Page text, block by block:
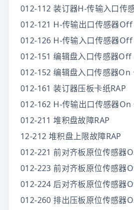
012-112 装订器H-传输入口传
012-121 H-传输出口传感器Off
012-126 H-传输入口传感器Off
012-151 编辑盘入口传感器Off
012-152 编辑盘入口传感器On
012-161 装订器压板卡纸RAP
012-162 H-传输出口传感器On
012-211 堆积盘故障RAP
12-212 堆积盘上限故障RAP
012-221 前对齐板原位传感器
012-223 前对齐板原位传感器
012-224 后对齐板原位传感器
012-260 排出压板原位传感器